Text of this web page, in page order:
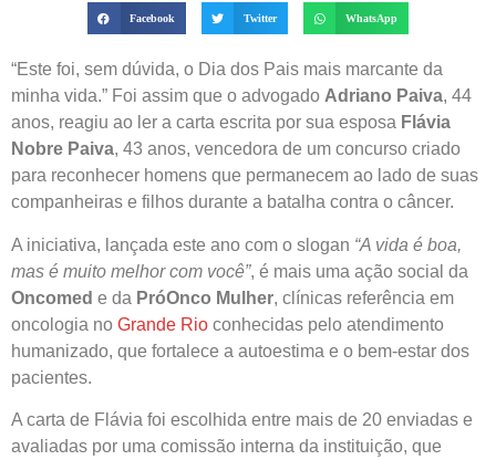
Facebook Twitter WhatsApp
“Este foi, sem dúvida, o Dia dos Pais mais marcante da
minha vida.” Foi assim que o advogado Adriano Paiva, 44
anos, reagiu ao ler a carta escrita por sua esposa Flávia
Nobre Paiva, 43 anos, vencedora de um concurso criado
para reconhecer homens que permanecem ao lado de suas
companheiras e filhos durante a batalha contra o câncer.
A iniciativa, lançada este ano com o slogan “A vida é boa,
mas é muito melhor com você”, é mais uma ação social da
Oncomed e da PróOnco Mulher, clínicas referência em
oncologia no Grande Rio conhecidas pelo atendimento
humanizado, que fortalece a autoestima e o bem-estar dos
pacientes.
A carta de Flávia foi escolhida entre mais de 20 enviadas e
avaliadas por uma comissão interna da instituição, que